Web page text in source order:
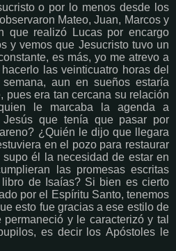
o por lo menos desde los
Mateo, Juan, Marcos y
que realizó Lucas por encargo
y vemos que Jesucristo tuvo un
es más, yo me atrevo a
las veinticuatro horas del
aun en sueños estaría
pues era tan cercana su relación
le marcaba la agenda a
Jesús que tenía que pasar por
¿Quién le dijo que llegara
en el pozo para restaurar
él la necesidad de estar en
las promesas escritas
de Isaías? Si bien es cierto
por el Espíritu Santo, tenemos
esto fue gracias a ese estilo de
y le caracterizó y tal
es decir los Apóstoles le